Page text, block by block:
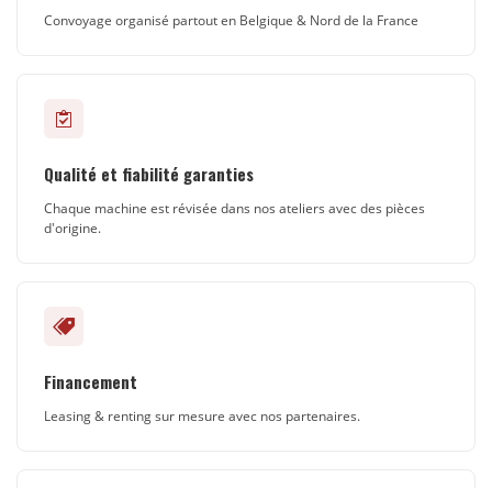
Convoyage organisé partout en Belgique & Nord de la France
Qualité et fiabilité garanties
Chaque machine est révisée dans nos ateliers avec des pièces
d'origine.
Financement
Leasing & renting sur mesure avec nos partenaires.